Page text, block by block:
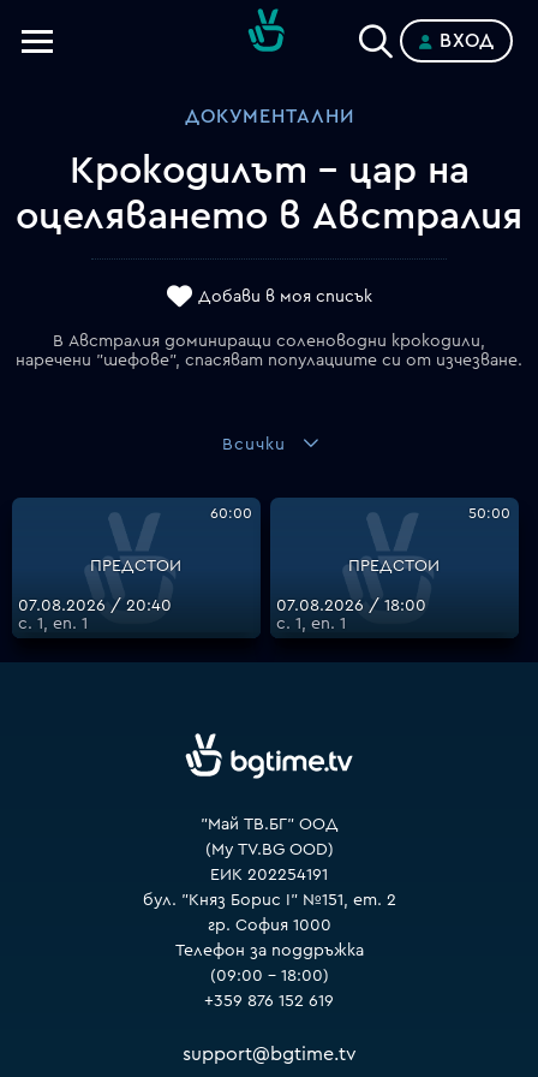
VOYO
ВХОД
ДОКУМЕНТАЛНИ
Крокодилът - цар на
оцеляването в Австралия
Добави в моя списък
В Австралия доминиращи соленоводни крокодили,
наречени "шефове", спасяват популациите си от изчезване.
Всички
ПРЕДСТОИ
60:00
07.08.2026 / 20:40
с. 1, еп. 1
ПРЕДСТОИ
50:00
07.08.2026 / 18:00
с. 1, еп. 1
"Май ТВ.БГ" ООД
(My TV.BG OOD)
ЕИК 202254191
бул. "Княз Борис I" №151, ет. 2
гр. София 1000
Телефон за поддръжка
(09:00 – 18:00)
+359 876 152 619
support@bgtime.tv